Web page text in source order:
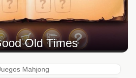
Old Times
Mahjong